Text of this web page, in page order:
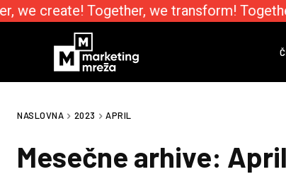
we create! Together, we transform!
NASLOVNA 2023 APRIL
Mesečne arhive: